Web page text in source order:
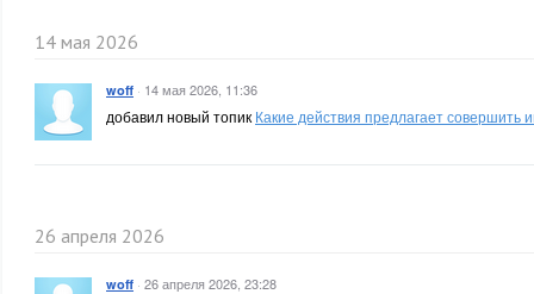
14 мая 2026
woff · 14 мая 2026, 11:36
добавил новый топик Какие действия предлагает совершить
26 апреля 2026
woff · 26 апреля 2026, 23:28